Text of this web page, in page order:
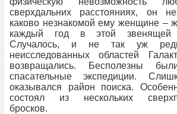
сверхдальних расстояниях, он
каково незнакомой ему женщине –
каждый год в этой звенящей
Случалось, и не так уж
неисследованных областей
возвращались. Бесполезны
спасательные экспедиции.
оказывался район поиска.
состоял из нескольких
бросков.